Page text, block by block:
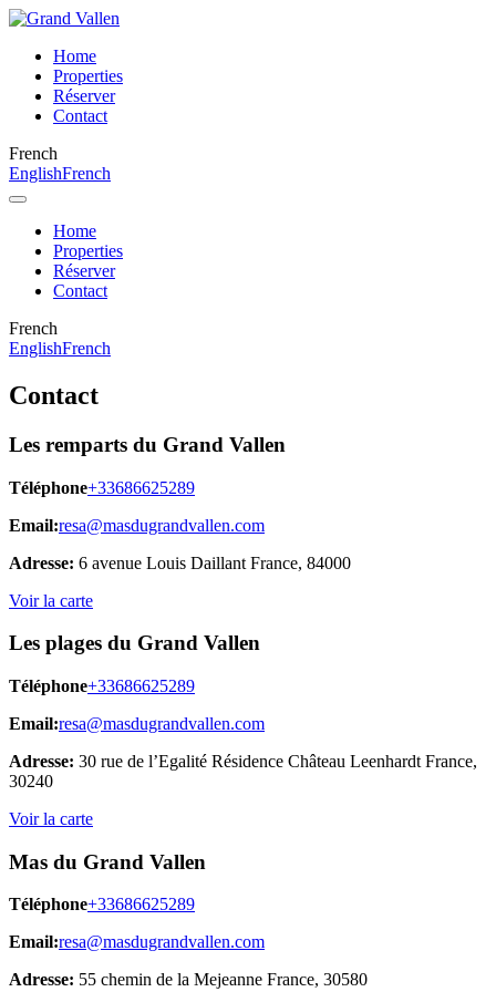
Home
Properties
Réserver
Contact
French
EnglishFrench
Home
Properties
Réserver
Contact
French
EnglishFrench
Contact
Les remparts du Grand Vallen
Téléphone+33686625289
Email:resa@masdugrandvallen.com
Adresse: 6 avenue Louis Daillant France, 84000
Voir la carte
Les plages du Grand Vallen
Téléphone+33686625289
Email:resa@masdugrandvallen.com
Adresse: 30 rue de l’Egalité Résidence Château Leenhardt France,
30240
Voir la carte
Mas du Grand Vallen
Téléphone+33686625289
Email:resa@masdugrandvallen.com
Adresse: 55 chemin de la Mejeanne France, 30580